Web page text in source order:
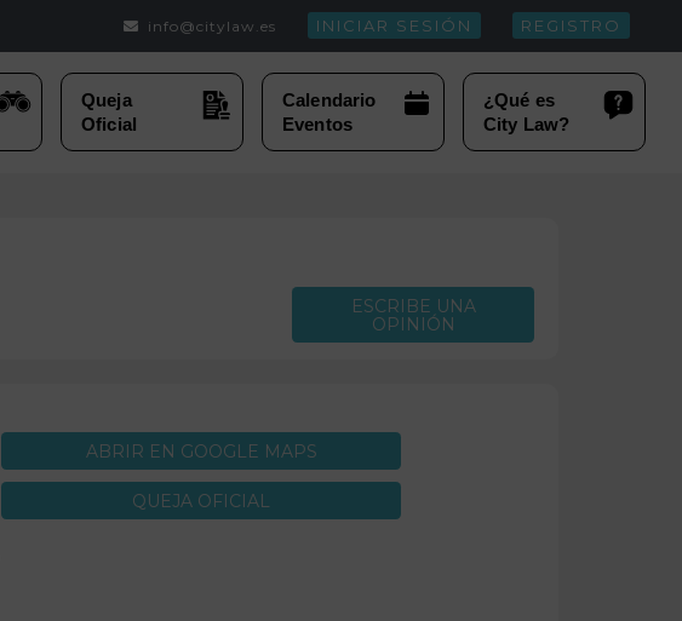
INICIAR SESIÓN REGISTRO
info@citylaw.es
ESCRIBE UNA
OPINIÓN
ABRIR EN GOOGLE MAPS
QUEJA OFICIAL